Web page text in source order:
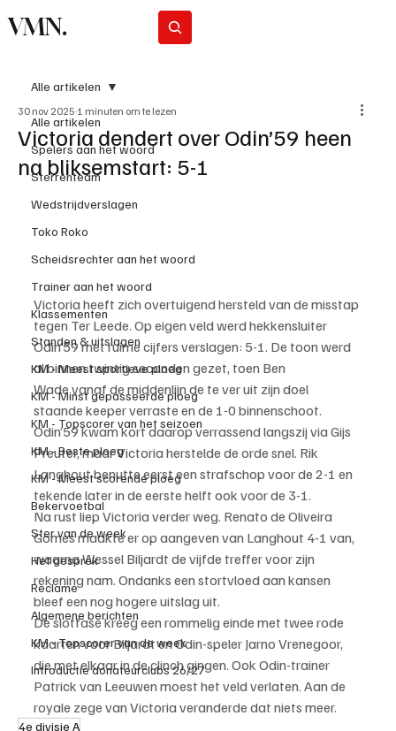
VMN.
Alle artikelen
Spelers aan het woord
Sterrenteam
Wedstrijdverslagen
Toko Roko
Scheidsrechter aan het woord
Trainer aan het woord
Klassementen
Standen & uitslagen
KM - Meest sportieve ploeg
KM - Minst gepasseerde ploeg
KM - Topscorer van het seizoen
KM - Beste ploeg
KM - Meest scorende ploeg
Bekervoetbal
Ster van de week
Het gesprek
Reclame
Algemene berichten
KM - Topscorer van de week
Introductie donateurclubs 26/27
Alle artikelen
Victoria dendert over Odin’59 heen
na bliksemstart: 5-1
30 nov 2025 1 minuten om te lezen
Victoria heeft zich overtuigend hersteld van de misstap
tegen Ter Leede. Op eigen veld werd hekkensluiter
Odin’59 met ruime cijfers verslagen: 5-1. De toon werd
al binnen twintig seconden gezet, toen Ben
Wade vanaf de middenlijn de te ver uit zijn doel
staande keeper verraste en de 1-0 binnenschoot.
Odin’59 kwam kort daarop verrassend langszij via Gijs
Preuter, maar Victoria herstelde de orde snel. Rik
Langhout benutte eerst een strafschop voor de 2-1 en
tekende later in de eerste helft ook voor de 3-1.
Na rust liep Victoria verder weg. Renato de Oliveira
Gomes maakte er op aangeven van Langhout 4-1 van,
waarna Wessel Biljardt de vijfde treffer voor zijn
rekening nam. Ondanks een stortvloed aan kansen
bleef een nog hogere uitslag uit.
De slotfase kreeg een rommelig einde met twee rode
kaarten voor Biljardt en Odin-speler Jarno Vrenegoor,
die met elkaar in de clinch gingen. Ook Odin-trainer
Patrick van Leeuwen moest het veld verlaten. Aan de
royale zege van Victoria veranderde dat niets meer.
4e divisie A